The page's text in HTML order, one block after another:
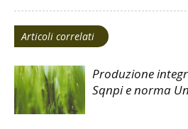
Articoli correlati
Produzione
Sqnpi e norma